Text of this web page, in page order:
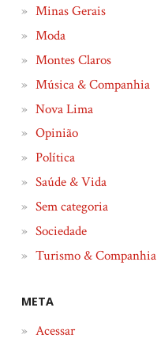
Minas Gerais
Moda
Montes Claros
Música & Companhia
Nova Lima
Opinião
Política
Saúde & Vida
Sem categoria
Sociedade
Turismo & Companhia
META
Acessar